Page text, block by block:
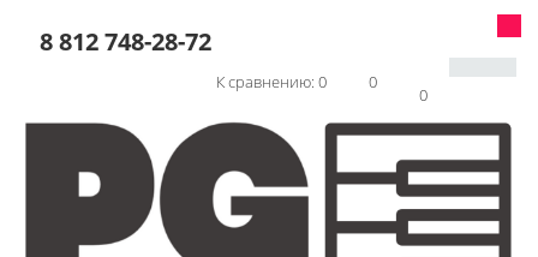
8 812 748-28-72
0
0
К сравнению: 0